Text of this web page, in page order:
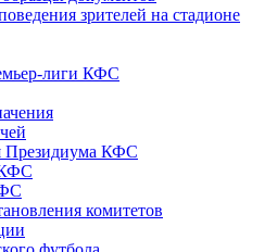
зрителей на стадионе
лиги КФС
Президиума КФС
комитетов